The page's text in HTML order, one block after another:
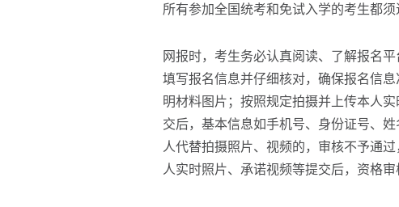
所有参加全国统考和免试入学的考生都
网报时，考生务必认真阅读、了解报名
填写报名信息并仔细核对，确保报名信
明材料图片；按照规定拍摄并上传本人
交后，基本信息如手机号、身份证号、
人代替拍摄照片、视频的，审核不予通
人实时照片、承诺视频等提交后，资格审